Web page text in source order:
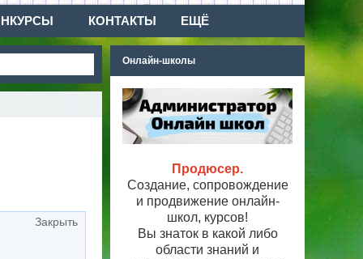
КОНТАКТЫ ЕЩЁ
Закрыть
Онлайн-школы
Продюсер.
Создание, сопровождение
и продвижение онлайн-
школ, курсов!
Вы знаток в какой либо
области знаний и